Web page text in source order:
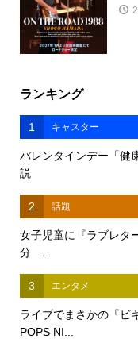
ランキング
1 キャスター
バレンタインデー「健
説
2 話題
女子児童に『ラブレ
分 ...
3 エンタメ
ライブでまさかの『ビ
POPS NI...